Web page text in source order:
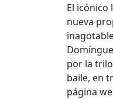
El icónico
nueva
por la
baile, en
página